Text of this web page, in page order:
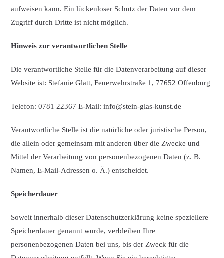
aufweisen kann. Ein lückenloser Schutz der Daten vor dem
Zugriff durch Dritte ist nicht möglich.
Hinweis zur verantwortlichen Stelle
Die verantwortliche Stelle für die Datenverarbeitung auf dieser
Website ist: Stefanie Glatt, Feuerwehrstraße 1, 77652 Offenburg
Telefon: 0781 22367 E-Mail: info@stein-glas-kunst.de
Verantwortliche Stelle ist die natürliche oder juristische Person,
die allein oder gemeinsam mit anderen über die Zwecke und
Mittel der Verarbeitung von personenbezogenen Daten (z. B.
Namen, E-Mail-Adressen o. Ä.) entscheidet.
Speicherdauer
Soweit innerhalb dieser Datenschutzerklärung keine speziellere
Speicherdauer genannt wurde, verbleiben Ihre
personenbezogenen Daten bei uns, bis der Zweck für die